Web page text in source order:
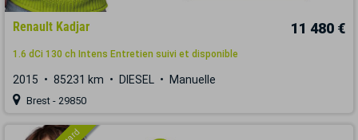
Renault Kadjar 11 480 €
1.6 dCi 130 ch Intens Entretien suivi et disponible
2015 85231 km DIESEL Manuelle
Brest - 29850